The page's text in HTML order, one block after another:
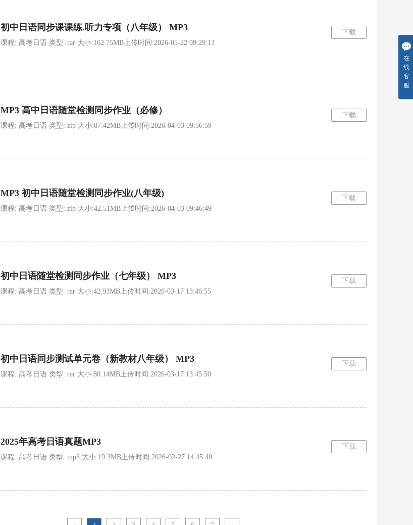
初中日语同步课课练.听力专项（八年级） MP3
课程: 高考日语 类型: rar 大小:162.75MB上传时间:2026-05-22 09:29:13
下载
MP3 高中日语随堂检测同步作业（必修）
课程: 高考日语 类型: zip 大小:87.42MB上传时间:2026-04-03 09:56:59
下载
MP3 初中日语随堂检测同步作业(八年级)
课程: 高考日语 类型: zip 大小:42.51MB上传时间:2026-04-03 09:46:49
下载
初中日语随堂检测同步作业（七年级） MP3
课程: 高考日语 类型: rar 大小:42.93MB上传时间:2026-03-17 13:46:55
下载
初中日语同步测试单元卷（新教材八年级） MP3
课程: 高考日语 类型: rar 大小:80.14MB上传时间:2026-03-17 13:45:50
下载
2025年高考日语真题MP3
课程: 高考日语 类型: mp3 大小:19.3MB上传时间:2026-02-27 14:45:40
下载
在
线
客
服